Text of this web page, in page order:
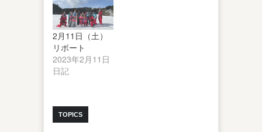
2月11日（土）
リポート
2023年2月11日
日記
TOPICS